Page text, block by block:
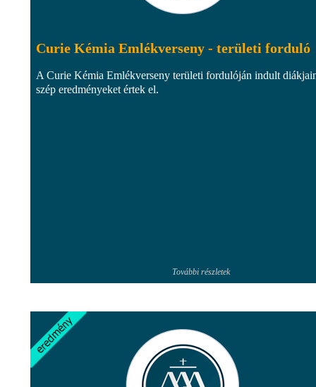
Curie Kémia Emlékverseny - területi forduló
A Curie Kémia Emlékverseny területi fordulóján indult
szép eredményeket értek el.
További részletek